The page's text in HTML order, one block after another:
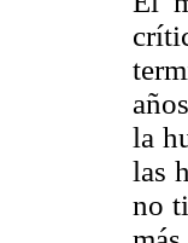
la
las
no